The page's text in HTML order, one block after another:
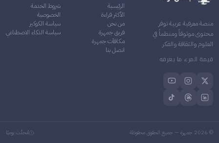
منصة معرفية عربية توفر
محتوى موثوقاً ومنظماً في
العلوم والثقافة والفكر
قيمة المرء ما يعرفه
الرئيسية
الأكثر قراءة
من نحن
فريق جمهرة
مكافآت جمهرة
اتصل بنا
شروط الخدمة
الخصوصية
سياسة الكوكيز
سياسة الذكاء الاصطناعي
©
2026 جمهرة — جميع الحقوق محفوظة مُحدَّث يوميًا